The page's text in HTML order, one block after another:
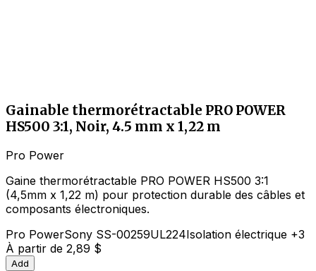
Gainable thermorétractable PRO POWER
HS500 3:1, Noir, 4.5 mm x 1,22 m
Pro Power
Gaine thermorétractable PRO POWER HS500 3:1
(4,5mm x 1,22 m) pour protection durable des câbles et
composants électroniques.
Pro PowerSony SS-00259UL224Isolation électrique +3
À partir de 2,89 $
Add